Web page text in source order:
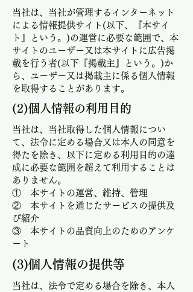
​当社は、当社が管理するインターネット
による情報提供サイト(以下、『本サイ
ト』という。)の運営に必要な範囲で、本
サイトのユーザー又は本サイトに広告掲
載を行う者(以下『掲載主』という。)か
ら、ユーザー又は掲載主に係る個人情報
を取得することがあります。
​(2)個人情報の利用目的
​当社は、当社取得した個人情報につい
て、法令に定める場合又は本人の同意を
得たを除き、以下に定める利用目的の達
成に必要な範囲を超えて利用することは
ありません。
​① 本サイトの運営、維持、管理
② 本サイトを通じたサービスの提供及
び紹介
​③ 本サイトの品質向上のためのアンケ
ート
​(3)個人情報の提供等
​当社は、法令で定める場合を除き、本人